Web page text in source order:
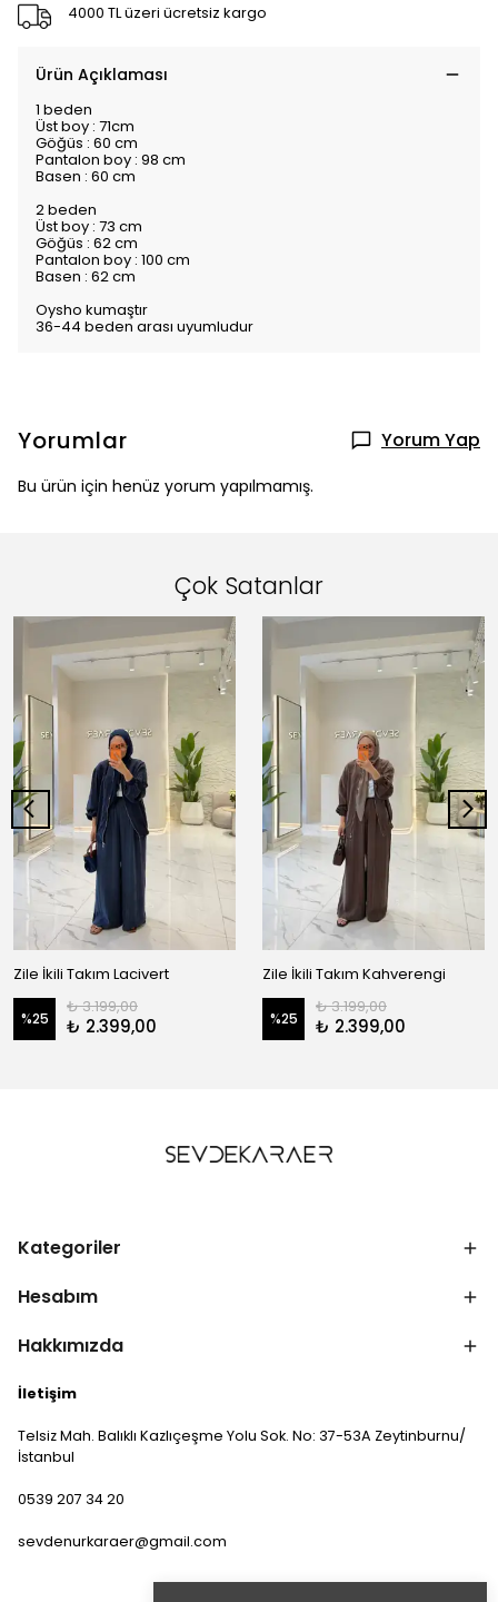
4000 TL üzeri ücretsiz kargo
Ürün Açıklaması
1 beden
Üst boy : 71cm
Göğüs : 60 cm
Pantalon boy : 98 cm
Basen : 60 cm
2 beden
Üst boy : 73 cm
Göğüs : 62 cm
Pantalon boy : 100 cm
Basen : 62 cm
Oysho kumaştır
36-44 beden arası uyumludur
Yorumlar Yorum Yap
Bu ürün için henüz yorum yapılmamış.
Çok Satanlar
Zile İkili Takım Lacivert
%25
₺ 3.199,00
₺ 2.399,00
Zile İkili Takım Kahverengi
%25
₺ 3.199,00
₺ 2.399,00
Kategoriler
Hesabım
Hakkımızda
İletişim
Telsiz Mah. Balıklı Kazlıçeşme Yolu Sok. No: 37-53A Zeytinburnu/
İstanbul
0539 207 34 20
sevdenurkaraer@gmail.com